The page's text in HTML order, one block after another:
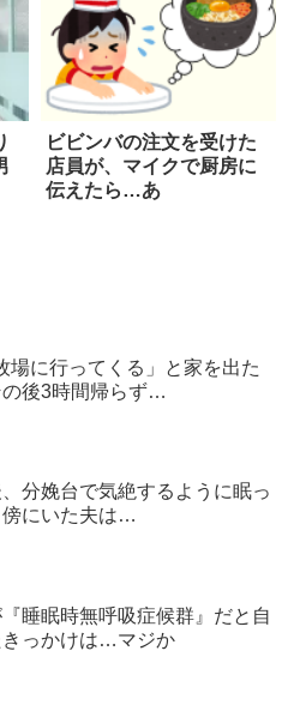
ビビンバの注文を受けた
店員が、マイクで厨房に
伝えたら…あ
場に行ってくる」と家を出た
の後3時間帰らず…
分娩台で気絶するように眠っ
傍にいた夫は…
睡眠時無呼吸症候群』だと自
きっかけは…マジか